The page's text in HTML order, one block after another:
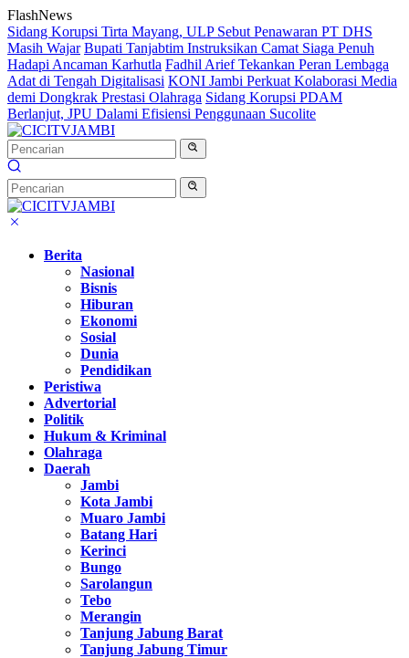
Langsung
ke
konten
FlashNews
Sidang Korupsi Tirta Mayang, ULP Sebut Penawaran PT DHS
Masih Wajar Bupati Tanjabtim Instruksikan Camat Siaga Penuh
Hadapi Ancaman Karhutla Fadhil Arief Tekankan Peran Lembaga
Adat di Tengah Digitalisasi KONI Jambi Perkuat Kolaborasi Media
demi Dongkrak Prestasi Olahraga Sidang Korupsi PDAM
Berlanjut, JPU Dalami Efisiensi Penggunaan Sucolite
Berita
Nasional
Bisnis
Hiburan
Ekonomi
Sosial
Dunia
Pendidikan
Peristiwa
Advertorial
Politik
Hukum & Kriminal
Olahraga
Daerah
Jambi
Kota Jambi
Muaro Jambi
Batang Hari
Kerinci
Bungo
Sarolangun
Tebo
Merangin
Tanjung Jabung Barat
Tanjung Jabung Timur